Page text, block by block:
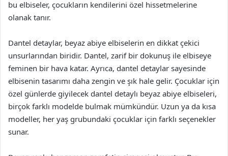
bu elbiseler, çocukların kendilerini özel hissetmelerine
olanak tanır.
Dantel detaylar, beyaz abiye elbiselerin en dikkat çekici
unsurlarından biridir. Dantel, zarif bir dokunuş ile elbiseye
feminen bir hava katar. Ayrıca, dantel detaylar sayesinde
elbisenin tasarımı daha zengin ve şık hale gelir. Çocuklar için
özel günlerde giyilecek dantel detaylı beyaz abiye elbiseleri,
birçok farklı modelde bulmak mümkündür. Uzun ya da kısa
modeller, her yaş grubundaki çocuklar için farklı seçenekler
sunar.